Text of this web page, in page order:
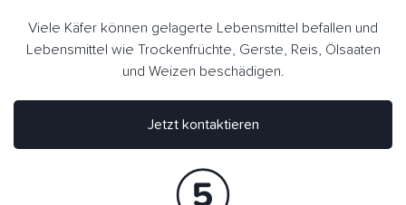
Jetzt kontaktieren
Viele Käfer können gelagerte Lebensmittel befallen und
Lebensmittel wie Trockenfrüchte, Gerste, Reis, Ölsaaten
und Weizen beschädigen.